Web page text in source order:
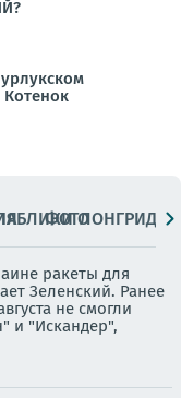
ФОТОЛОНГРИДЫ
ракеты для
Зеленский. Ранее
не смогли
и "Искандер",